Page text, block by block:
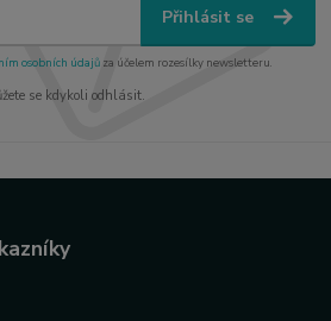
Přihlásit se
osobních údajůza účelem rozesílky newsletteru.
se kdykoli odhlásit.